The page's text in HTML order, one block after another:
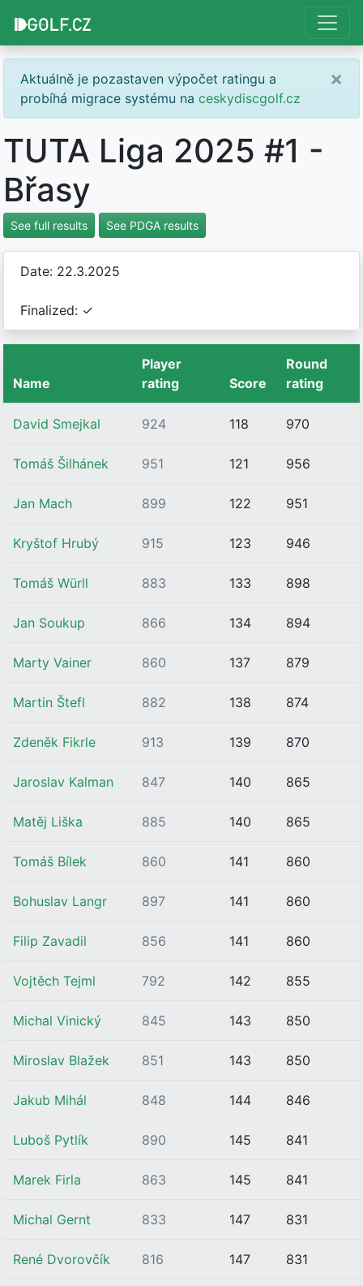
Aktuálně je pozastaven výpočet ratingu a
probíhá migrace systému na ceskydiscgolf.cz
×
TUTA Liga 2025 #1 -
Břasy
See full results See PDGA results
Date: 22.3.2025
Finalized: ✓
Name
Player
rating
Score
Round
rating
David Smejkal 924 118 970
Tomáš Šilhánek 951 121 956
Jan Mach 899 122 951
Kryštof Hrubý 915 123 946
Tomáš Würll 883 133 898
Jan Soukup 866 134 894
Marty Vainer 860 137 879
Martin Štefl 882 138 874
Zdeněk Fikrle 913 139 870
Jaroslav Kalman 847 140 865
Matěj Liška 885 140 865
Tomáš Bílek 860 141 860
Bohuslav Langr 897 141 860
Filip Zavadil 856 141 860
Vojtěch Tejml 792 142 855
Michal Vinický 845 143 850
Miroslav Blažek 851 143 850
Jakub Mihál 848 144 846
Luboš Pytlík 890 145 841
Marek Firla 863 145 841
Michal Gernt 833 147 831
René Dvorovčík 816 147 831